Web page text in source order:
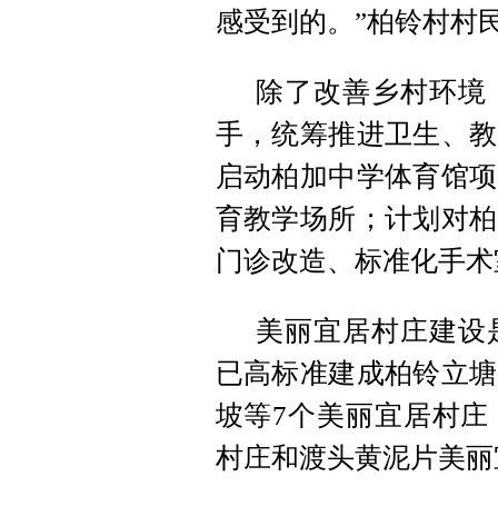
感受到的。”柏铃村村
除了改善乡村环
手，统筹推进卫生、
启动柏加中学体育馆
育教学场所；计划对
门诊改造、标准化手
美丽宜居村庄建
已高标准建成柏铃立
坡等7个美丽宜居村
村庄和渡头黄泥片美